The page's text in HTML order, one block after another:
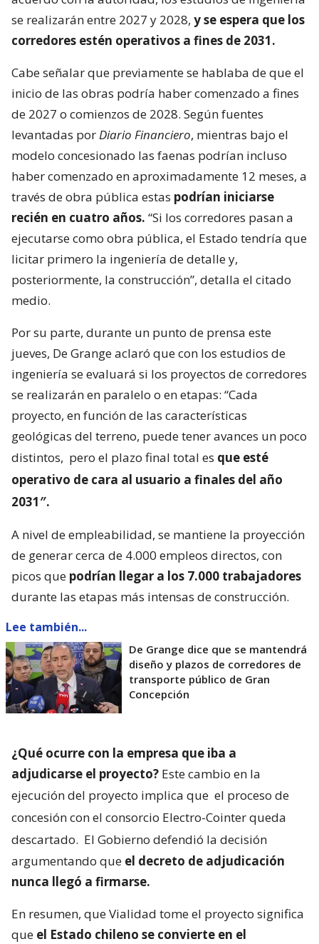
se realizarán entre 2027 y 2028, y se espera que los
corredores estén operativos a fines de 2031.
Cabe señalar que previamente se hablaba de que el
inicio de las obras podría haber comenzado a fines
de 2027 o comienzos de 2028. Según fuentes
levantadas porDiario Financiero, mientras bajo el
modelo concesionado las faenas podrían incluso
haber comenzado en aproximadamente 12 meses, a
través de obra pública estas podrían iniciarse
recién en cuatro años. “Si los corredores pasan a
ejecutarse como obra pública, el Estado tendría que
licitar primero la ingeniería de detalle y,
posteriormente, la construcción”, detalla el citado
medio.
Por su parte, durante un punto de prensa este
jueves, De Grange aclaró que con los estudios de
ingeniería se evaluará si los proyectos de corredores
se realizarán en paralelo o en etapas: “Cada
proyecto, en función de las características
geológicas del terreno, puede tener avances un poco
distintos, pero el plazo final total es que esté
operativo de cara al usuario a finales del año
2031″.
A nivel de empleabilidad, se mantiene la proyección
de generar cerca de 4.000 empleos directos, con
picos que podrían llegar a los 7.000 trabajadores
durante las etapas más intensas de construcción.
Lee también...
De Grange dice que se mantendrá
diseño y plazos de corredores de
transporte público de Gran
Concepción
¿Qué ocurre con la empresa que iba a
adjudicarse el proyecto? Este cambio en la
ejecución del proyecto implica que el proceso de
concesión con el consorcio Electro-Cointer queda
descartado. El Gobierno defendió la decisión
argumentando que el decreto de adjudicación
nunca llegó a firmarse.
En resumen, que Vialidad tome el proyecto significa
que el Estado chileno se convierte en el